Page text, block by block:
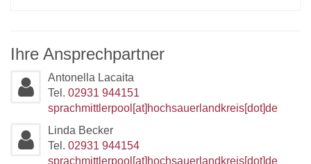
Ihre Ansprechpartner
Antonella Lacaita
Tel. 02931 944151
sprachmittlerpool[at]hochsauerlandkreis[dot]de
Linda Becker
Tel. 02931 944154
sprachmittlerpool[at]hochsauerlandkreis[dot]de